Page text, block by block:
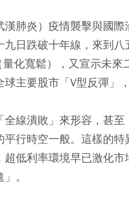
肺炎）疫情襲擊與國
日跌破十年線，來到
量化寬鬆），又宣示未
主要股市「V型反彈」
線潰敗」來形容，甚
行時空一般。這樣的
低利率環境早已激化
。